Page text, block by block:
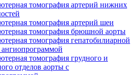
томография артерий нижних
томография артерий шеи
томография брюшной аорты
томография гепатобилиарной
томография грудного и
отделов аорты с